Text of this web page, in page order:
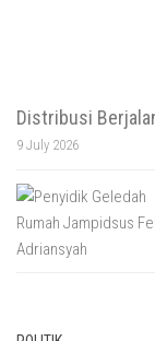
Distribusi
9 July 2026